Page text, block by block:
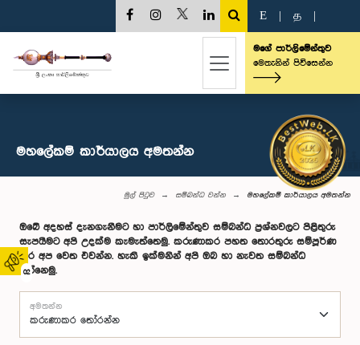
02
E த
මගේ පාර්ලිමේන්තුව
මෙතැනින් පිවිසෙන්න
මහලේකම් කාර්යාලය අමතන්න
මුල් පිටුව සම්බන්ධ වන්න මහලේකම් කාර්යාලය අමතන්න
ඔබේ අදහස් දැනගැනීමට හා පාර්ලිමේන්තුව සම්බන්ධ ප්‍රශ්නවලට පිළිතුරු
සැපයීමට අපි උදක්ම කැමැත්තෙමු. කරුණාකර පහත තොරතුරු සම්පූර්ණ
කර අප වෙත එවන්න. හැකි ඉක්මනින් අපි ඔබ හා නැවත සම්බන්ධ
වන්නෙමු.
අමතන්න